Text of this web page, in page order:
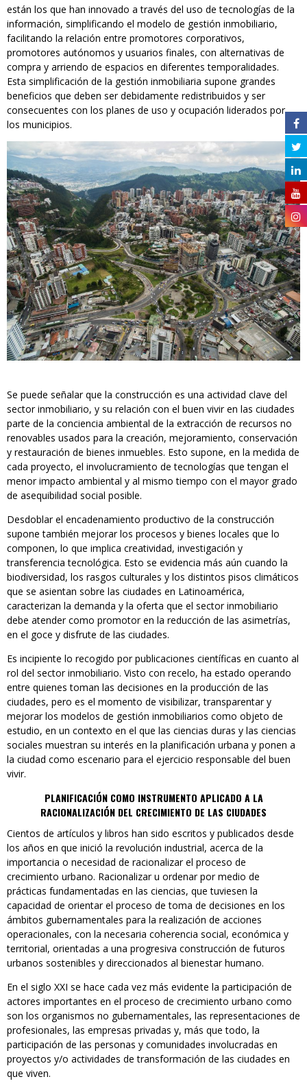
están los que han innovado a través del uso de tecnologías de la
información, simplificando el modelo de gestión inmobiliario,
facilitando la relación entre promotores corporativos,
promotores autónomos y usuarios finales, con alternativas de
compra y arriendo de espacios en diferentes temporalidades.
Esta simplificación de la gestión inmobiliaria supone grandes
beneficios que deben ser debidamente redistribuidos y ser
consecuentes con los planes de uso y ocupación liderados por
los municipios.
Se puede señalar que la construcción es una actividad clave del
sector inmobiliario, y su relación con el buen vivir en las ciudades
parte de la conciencia ambiental de la extracción de recursos no
renovables usados para la creación, mejoramiento, conservación
y restauración de bienes inmuebles. Esto supone, en la medida de
cada proyecto, el involucramiento de tecnologías que tengan el
menor impacto ambiental y al mismo tiempo con el mayor grado
de asequibilidad social posible.
Desdoblar el encadenamiento productivo de la construcción
supone también mejorar los procesos y bienes locales que lo
componen, lo que implica creatividad, investigación y
transferencia tecnológica. Esto se evidencia más aún cuando la
biodiversidad, los rasgos culturales y los distintos pisos climáticos
que se asientan sobre las ciudades en Latinoamérica,
caracterizan la demanda y la oferta que el sector inmobiliario
debe atender como promotor en la reducción de las asimetrías,
en el goce y disfrute de las ciudades.
Es incipiente lo recogido por publicaciones científicas en cuanto al
rol del sector inmobiliario. Visto con recelo, ha estado operando
entre quienes toman las decisiones en la producción de las
ciudades, pero es el momento de visibilizar, transparentar y
mejorar los modelos de gestión inmobiliarios como objeto de
estudio, en un contexto en el que las ciencias duras y las ciencias
sociales muestran su interés en la planificación urbana y ponen a
la ciudad como escenario para el ejercicio responsable del buen
vivir.
PLANIFICACIÓN COMO INSTRUMENTO APLICADO A LA
RACIONALIZACIÓN DEL CRECIMIENTO DE LAS CIUDADES
Cientos de artículos y libros han sido escritos y publicados desde
los años en que inició la revolución industrial, acerca de la
importancia o necesidad de racionalizar el proceso de
crecimiento urbano. Racionalizar u ordenar por medio de
prácticas fundamentadas en las ciencias, que tuviesen la
capacidad de orientar el proceso de toma de decisiones en los
ámbitos gubernamentales para la realización de acciones
operacionales, con la necesaria coherencia social, económica y
territorial, orientadas a una progresiva construcción de futuros
urbanos sostenibles y direccionados al bienestar humano.
En el siglo XXI se hace cada vez más evidente la participación de
actores importantes en el proceso de crecimiento urbano como
son los organismos no gubernamentales, las representaciones de
profesionales, las empresas privadas y, más que todo, la
participación de las personas y comunidades involucradas en
proyectos y/o actividades de transformación de las ciudades en
que viven.